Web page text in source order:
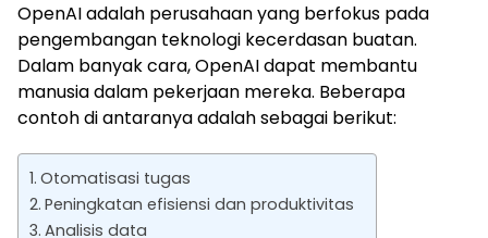
OpenAI adalah perusahaan yang berfokus pada
pengembangan teknologi kecerdasan buatan.
Dalam banyak cara, OpenAI dapat membantu
manusia dalam pekerjaan mereka. Beberapa
contoh di antaranya adalah sebagai berikut:
Otomatisasi tugas
Peningkatan efisiensi dan produktivitas
Analisis data